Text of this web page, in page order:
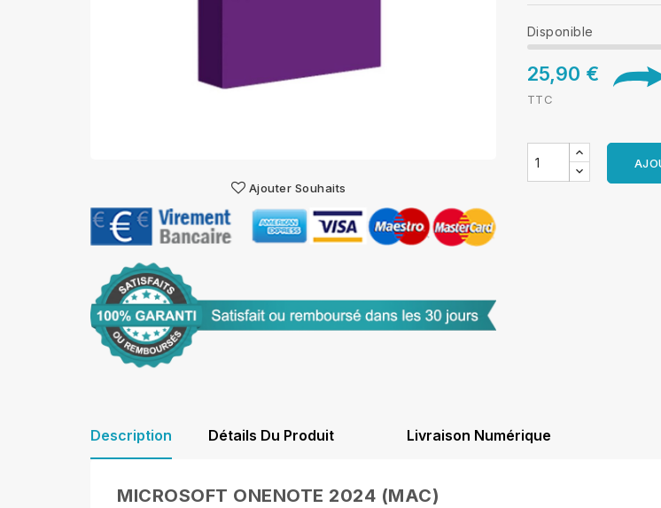
Ajouter Souhaits
Disponible
25,90 €
TTC
Description Détails Du Produit Livraison Numérique
MICROSOFT ONENOTE 2024 (MAC)